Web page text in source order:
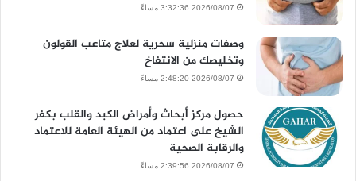
2026/08/07 3:32:36 مساءً
وصفات منزلية سحرية لعلاج متاعب القولون
وتخليصك من الانتفاخ
2026/08/07 2:48:20 مساءً
حصول مركز أبحاث وأمراض الكبد والقلب بكفر
الشيخ على اعتماد من الهيئة العامة للاعتماد
والرقابة الصحية
2026/08/07 2:39:56 مساءً